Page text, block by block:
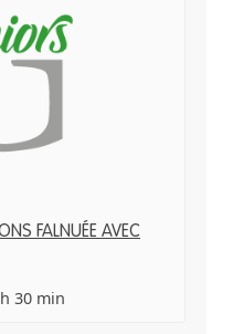
FALNUÉE AVEC
30 min